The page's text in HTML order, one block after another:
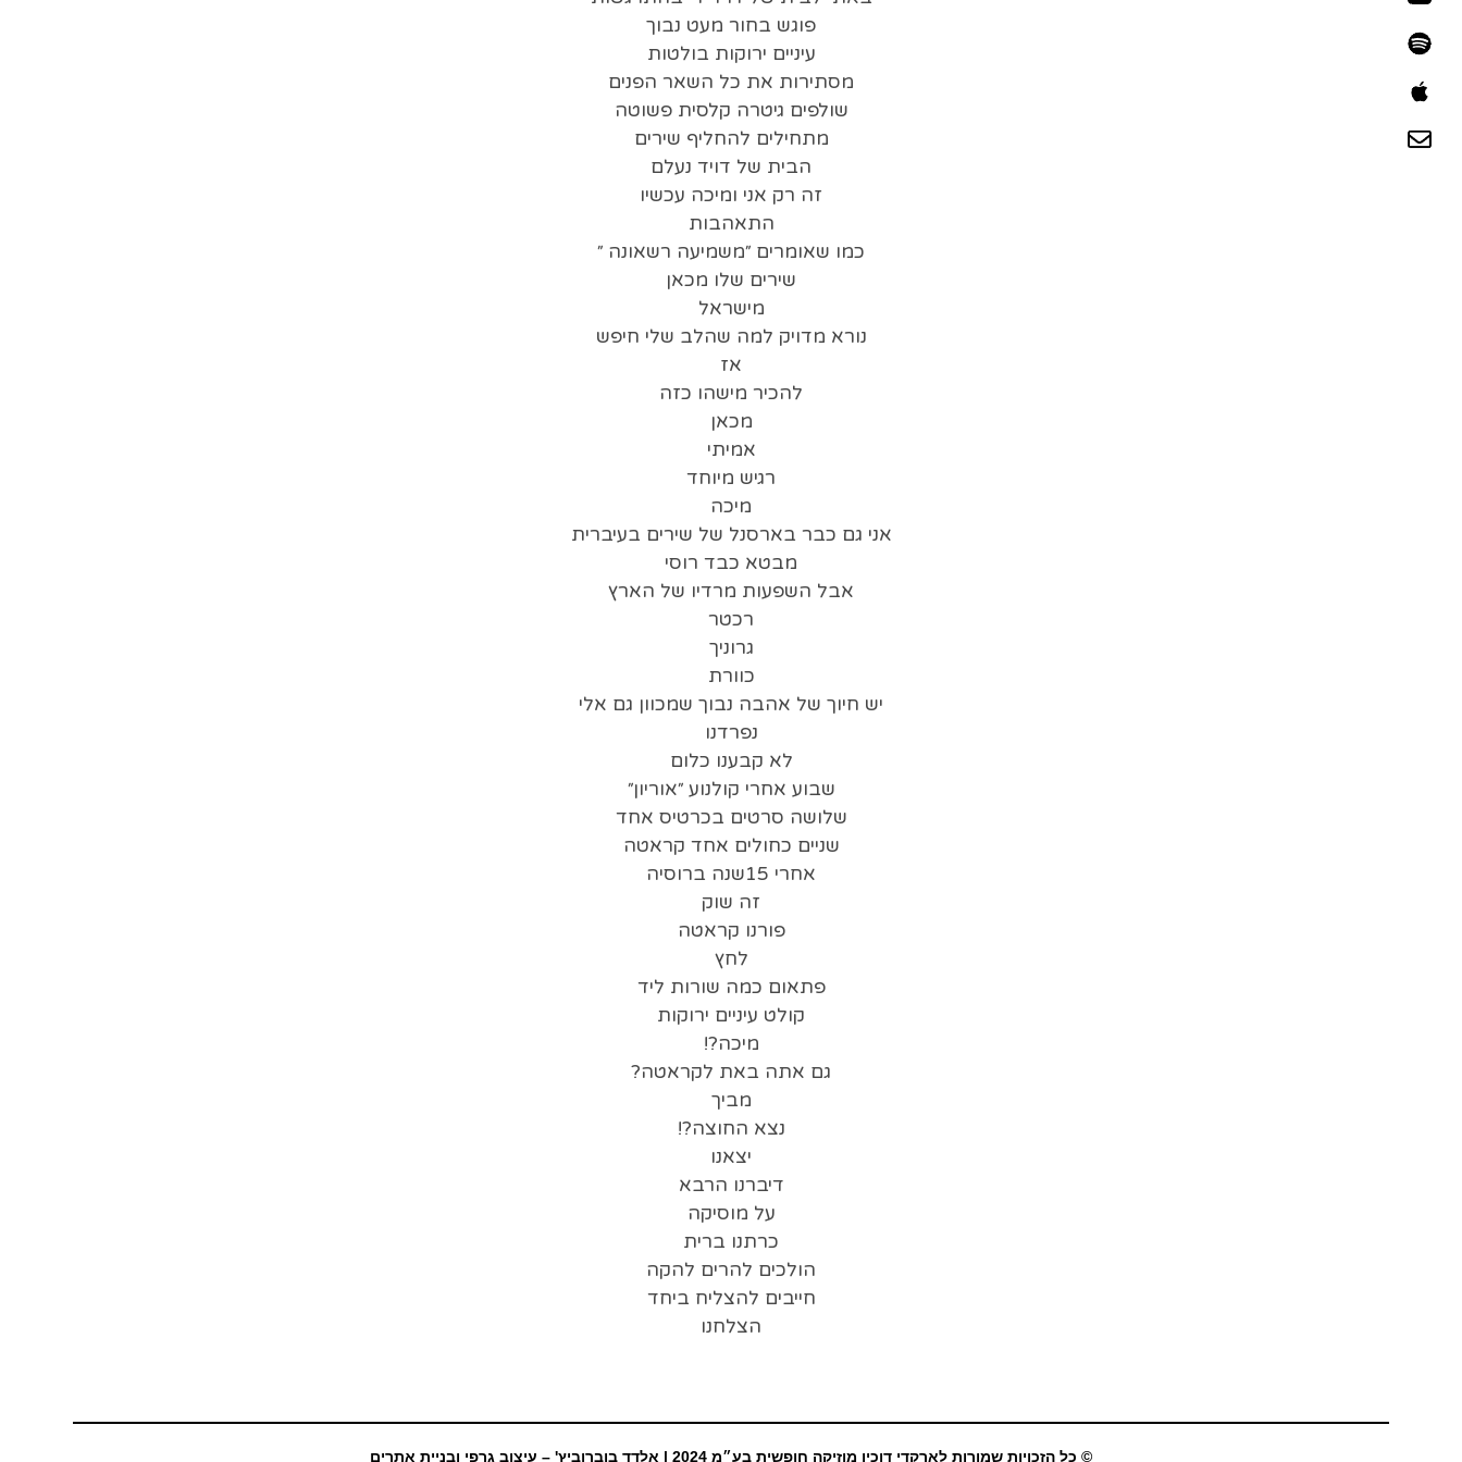
פוגש בחור מעט נבוך
עיניים ירוקות בולטות
מסתירות את כל השאר הפנים
שולפים גיטרה קלסית פשוטה
מתחילים להחליף שירים
הבית של דויד נעלם
זה רק אני ומיכה עכשיו
התאהבות
כמו שאומרים ״משמיעה רשאונה ״
שירים שלו מכאן
מישראל
נורא מדויק למה שהלב שלי חיפש
אז
להכיר מישהו כזה
מכאן
אמיתי
רגיש מיוחד
מיכה
אני גם כבר בארסנל של שירים בעיברית
מבטא כבד רוסי
אבל השפעות מרדיו של הארץ
רכטר
גרוניך
כוורת
יש חיוך של אהבה נבוך שמכוון גם אלי
נפרדנו
לא קבענו כלום
שבוע אחרי קולנוע ״אוריון״
שלושה סרטים בכרטיס אחד
שניים כחולים אחד קראטה
אחרי 15שנה ברוסיה
זה שוק
פורנו קראטה
לחץ
פתאום כמה שורות ליד
קולט עיניים ירוקות
מיכה?!
גם אתה באת לקראטה?
מביך
נצא החוצה?!
יצאנו
דיברנו הרבא
על מוסיקה
כרתנו ברית
הולכים להרים להקה
חייבים להצליח ביחד
הצלחנו
© כל הזכויות שמורות לארקדי דוכין מוזיקה חופשית בע״מ 2024 | אלדד בוברוביץ' – עיצוב גרפי ובניית אתרים